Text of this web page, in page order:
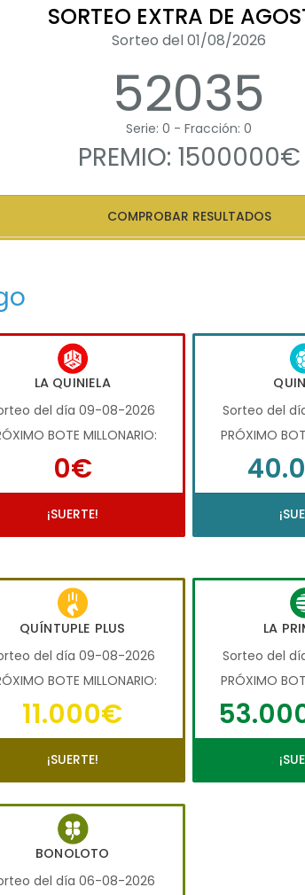
SORTEO EXTRA DE
Sorteo del 01/08/2026
52035
Serie: 0 - Fracción: 0
PREMIO: 1500000€
COMPROBAR RESULTADOS
LA QUINIELA
del día 09-08-2026
BOTE MILLONARIO:
0€
¡SUERTE!
Sorteo del
PRÓXIMO
QUÍNTUPLE PLUS
del día 09-08-2026
BOTE MILLONARIO:
11.000€
¡SUERTE!
LA
Sorteo del
PRÓXIMO
BONOLOTO
del día 06-08-2026